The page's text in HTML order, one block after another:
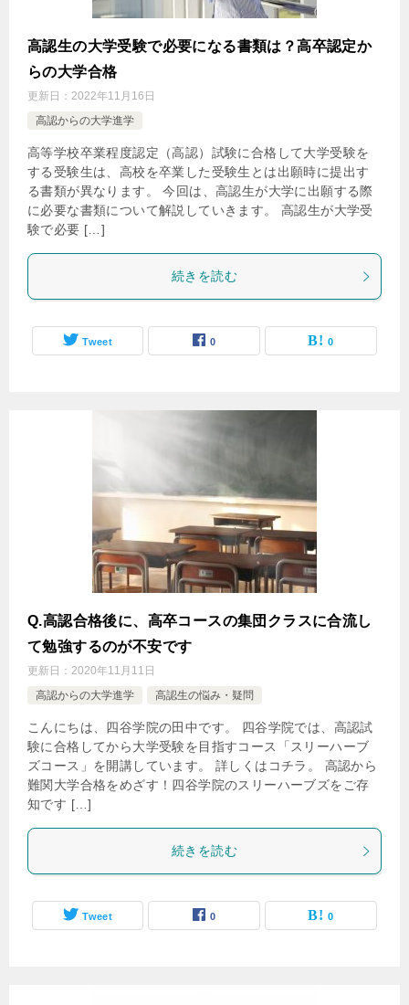
高認生の大学受験で必要になる書類は？高卒認定か
らの大学合格
更新日： 2022年11月16日
高認からの大学進学
高等学校卒業程度認定（高認）試験に合格して大学受験を
する受験生は、高校を卒業した受験生とは出願時に提出す
る書類が異なります。 今回は、高認生が大学に出願する際
に必要な書類について解説していきます。 高認生が大学受
験で必要 […]
続きを読む
Tweet 0 0
Q.高認合格後に、高卒コースの集団クラスに合流し
て勉強するのが不安です
更新日： 2020年11月11日
高認からの大学進学
高認生の悩み・疑問
こんにちは、四谷学院の田中です。 四谷学院では、高認試
験に合格してから大学受験を目指すコース「スリーハーブ
ズコース」を開講しています。 詳しくはコチラ。 高認から
難関大学合格をめざす！四谷学院のスリーハーブズをご存
知です […]
続きを読む
Tweet 0 0